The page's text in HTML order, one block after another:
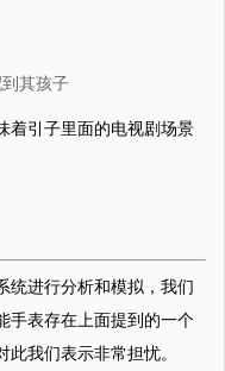
其孩子
着引子里面的电视剧场景
统进行分析和模拟，我们
手表存在上面提到的一个
我们表示非常担忧。